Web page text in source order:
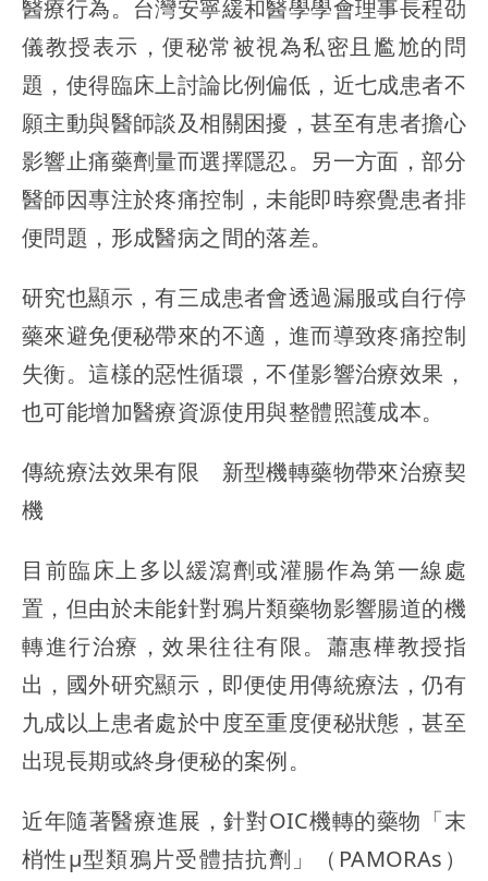
醫療行為。台灣安寧緩和醫學學會理事長程劭
儀教授表示，便秘常被視為私密且尷尬的問
題，使得臨床上討論比例偏低，近七成患者不
願主動與醫師談及相關困擾，甚至有患者擔心
影響止痛藥劑量而選擇隱忍。另一方面，部分
醫師因專注於疼痛控制，未能即時察覺患者排
便問題，形成醫病之間的落差。
研究也顯示，有三成患者會透過漏服或自行停
藥來避免便秘帶來的不適，進而導致疼痛控制
失衡。這樣的惡性循環，不僅影響治療效果，
也可能增加醫療資源使用與整體照護成本。
傳統療法效果有限 新型機轉藥物帶來治療契
機
目前臨床上多以緩瀉劑或灌腸作為第一線處
置，但由於未能針對鴉片類藥物影響腸道的機
轉進行治療，效果往往有限。蕭惠樺教授指
出，國外研究顯示，即便使用傳統療法，仍有
九成以上患者處於中度至重度便秘狀態，甚至
出現長期或終身便秘的案例。
近年隨著醫療進展，針對OIC機轉的藥物「末
梢性μ型類鴉片受體拮抗劑」（PAMORAs）